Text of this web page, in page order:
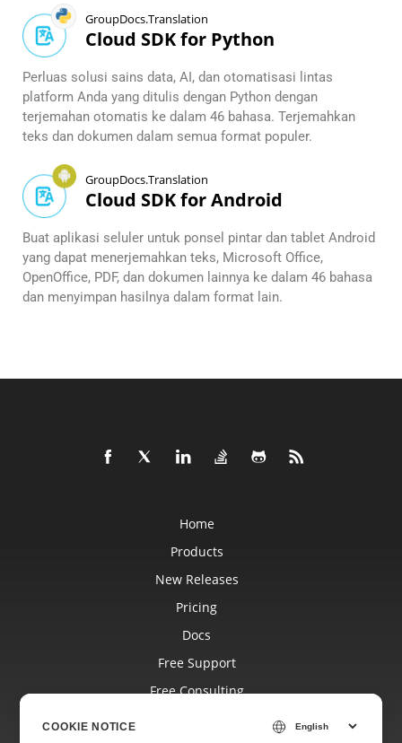
GroupDocs.Translation
Cloud SDK for Python
Perluas solusi sains data, AI, dan otomatisasi lintas
platform Anda yang ditulis dengan Python dengan
terjemahan otomatis ke dalam 46 bahasa. Terjemahkan
teks dan dokumen dalam semua format populer.
GroupDocs.Translation
Cloud SDK for Android
Buat aplikasi seluler untuk ponsel pintar dan tablet Android
yang dapat menerjemahkan teks, Microsoft Office,
OpenOffice, PDF, dan dokumen lainnya ke dalam 46 bahasa
dan menyimpan hasilnya dalam format lain.
Home
Products
New Releases
Pricing
Docs
Free Support
Free Consulting
COOKIE NOTICE